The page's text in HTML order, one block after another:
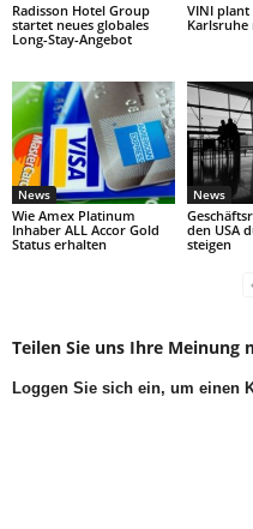
Radisson Hotel Group
startet neues globales
Long-Stay-Angebot
VINI plant
Karlsruhe
News
Wie Amex Platinum
Inhaber ALL Accor Gold
Status erhalten
News
den USA
steigen
Teilen Sie uns Ihre Meinung
Loggen Sie sich ein, um einen